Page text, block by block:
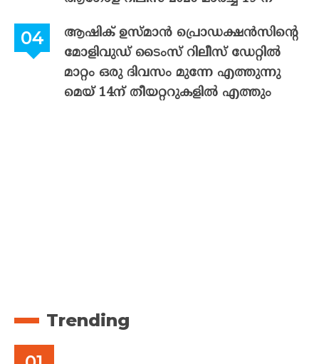
ആഷിക് ഉസ്മാൻ പ്രൊഡക്ഷൻസിന്റെ
മോളിവുഡ് ടൈംസ് റിലീസ് ഡേറ്റിൽ
മാറ്റം ഒരു ദിവസം മുന്നേ എത്തുന്നു
മെയ് 14ന് തീയറ്ററുകളിൽ എത്തും
Trending